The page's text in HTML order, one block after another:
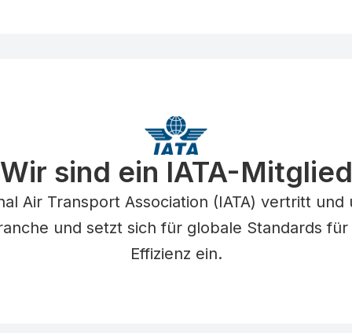
Wir sind ein IATA-Mitglied
Air Transport Association (IATA) vertritt
und setzt sich für globale Standards
Effizienz ein.